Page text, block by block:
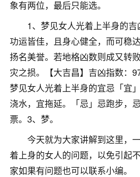
象有两位，最后只能选。
1、梦见女人光着上半身的
功运皆佳，且身心健全，而可稳
扬名美誉。若地格凶数则成又转
灾之损。【大吉昌】吉凶指数：
梦见女人光着上半身的宜忌「宜
浇水，宜拖延。「忌」忌跑步，
票。3、梦。
今天就为大家讲解到这里，
着上身的女人的问题，以免引起
家如果有问题也可以联系小编。